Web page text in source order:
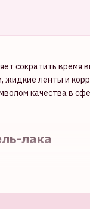
сократить время
ленты и
качества в
лака